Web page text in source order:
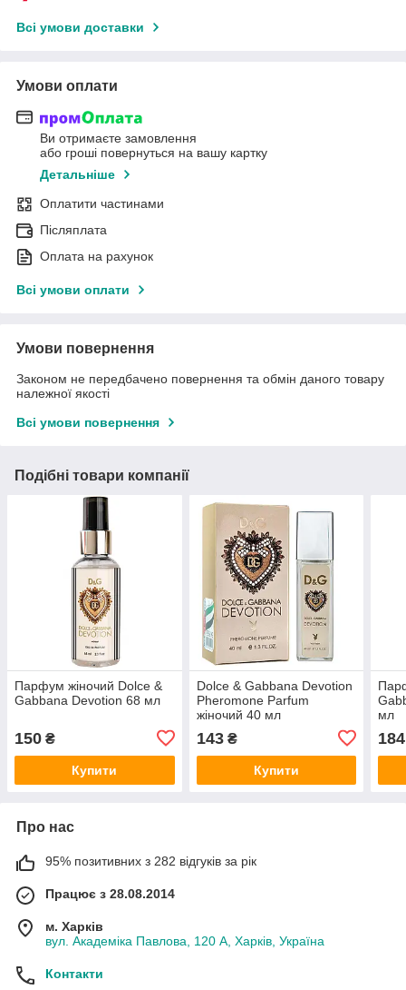
Всі умови доставки
Умови оплати
Ви отримаєте замовлення
або гроші повернуться на вашу картку
Детальніше
Оплатити частинами
Післяплата
Оплата на рахунок
Всі умови оплати
Умови повернення
Законом не передбачено повернення та обмін даного товару
належної якості
Всі умови повернення
Подібні товари компанії
Парфум жіночий Dolce &
Gabbana Devotion 68 мл
150 ₴
Купити
Dolce & Gabbana Devotion
Pheromone Parfum
жіночий 40 мл
143₴
Купити
мл
184
Про нас
95% позитивних з 282 відгуків за рік
Працює з 28.08.2014
м. Харків
вул. Академіка Павлова, 120 А, Харків, Україна
Контакти